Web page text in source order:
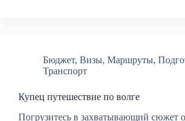
Бюджет, Визы, Маршруты,
Транспорт
Купец путешествие по волге
Погрузитесь в захватывающий сюжет